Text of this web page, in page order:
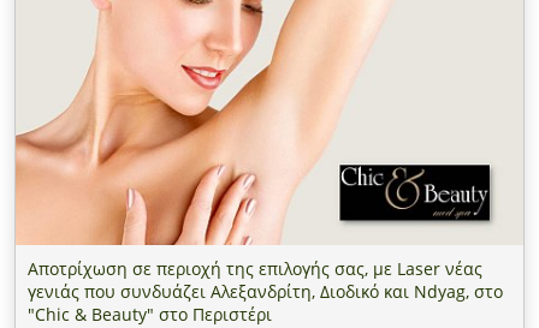
Αποτρίχωση σε περιοχή της επιλογής σας, με Laser νέας
γενιάς που συνδυάζει Αλεξανδρίτη, Διοδικό και Ndyag, στο
"Chic & Beauty" στο Περιστέρι